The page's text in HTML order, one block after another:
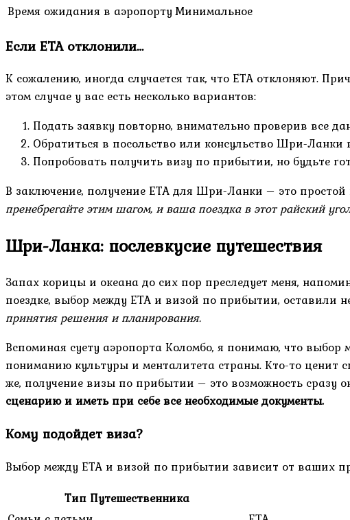
Время ожидания в аэропортуМинимальное
Если ETA отклонили…
К сожалению, иногда случается так, что ETA отклоняют.
этом случае у вас есть несколько вариантов:
Подать заявку повторно, внимательно проверив все
Обратиться в посольство или консульство Шри-
Попробовать получить визу по прибытии, но будьте
В заключение, получение ETA для Шри-Ланки – это
пренебрегайте этим шагом, и ваша поездка в этот райский
Шри-Ланка: послевкусие путешествия
Запах корицы и океана до сих пор преследует меня,
поездке, выбор между ETA и визой по прибытии, оставили
принятия решения и планирования.
Вспоминая суету аэропорта Коломбо, я понимаю, что
пониманию культуры и менталитета страны. Кто-то ценит
же, получение визы по прибытии – это возможность сразу
сценарию и иметь при себе все необходимые документы.
Кому подойдет виза?
Выбор между ETA и визой по прибытии зависит от ваших
Тип Путешественника